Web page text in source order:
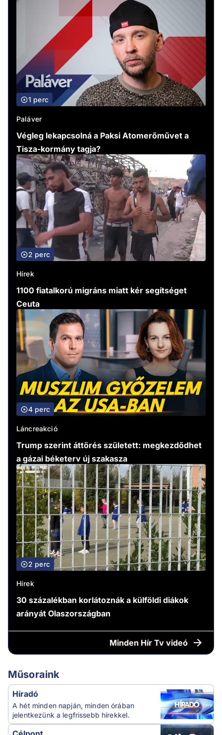
1 perc
Paláver
Végleg lekapcsolná a Paksi Atomerőművet a
Tisza-kormány tagja?
2 perc
Hírek
1100 fiatalkorú migráns miatt kér segítséget
Ceuta
4 perc
Láncreakció
Trump szerint áttörés született: megkezdődhet
a gázai béketerv új szakasza
2 perc
Hírek
30 százalékban korlátoznák a külföldi diákok
arányát Olaszországban
Minden Hír Tv videó
Műsoraink
Híradó
A hét minden napján, minden órában
jelentkezünk a legfrissebb hírekkel.